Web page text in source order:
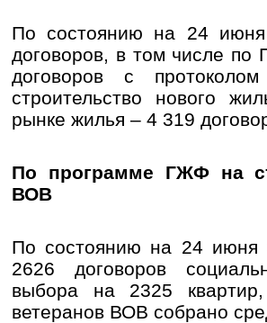
По состоянию на 24
договоров, в том числе по
договоров с
строительство нового
рынке жилья – 4 319
По программе ГЖФ на
ВОВ
По состоянию на 24 июня
2626 договоров
выбора на 2325
ветеранов ВОВ собрано